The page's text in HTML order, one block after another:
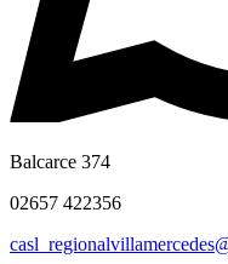
Balcarce 374
02657 422356